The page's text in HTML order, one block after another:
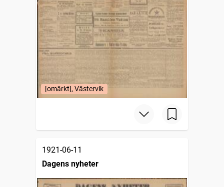
[omärkt], Västervik
1921-06-11
Dagens nyheter